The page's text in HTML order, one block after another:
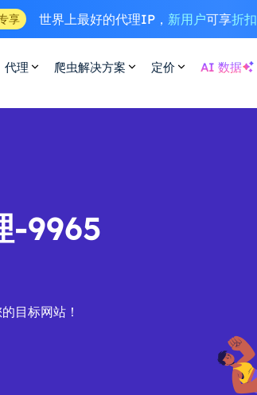
享 世界上最好的代理IP， 新用户可享折扣
代理 爬虫解决方案 定价 AI 数据
-9965
目标网站！